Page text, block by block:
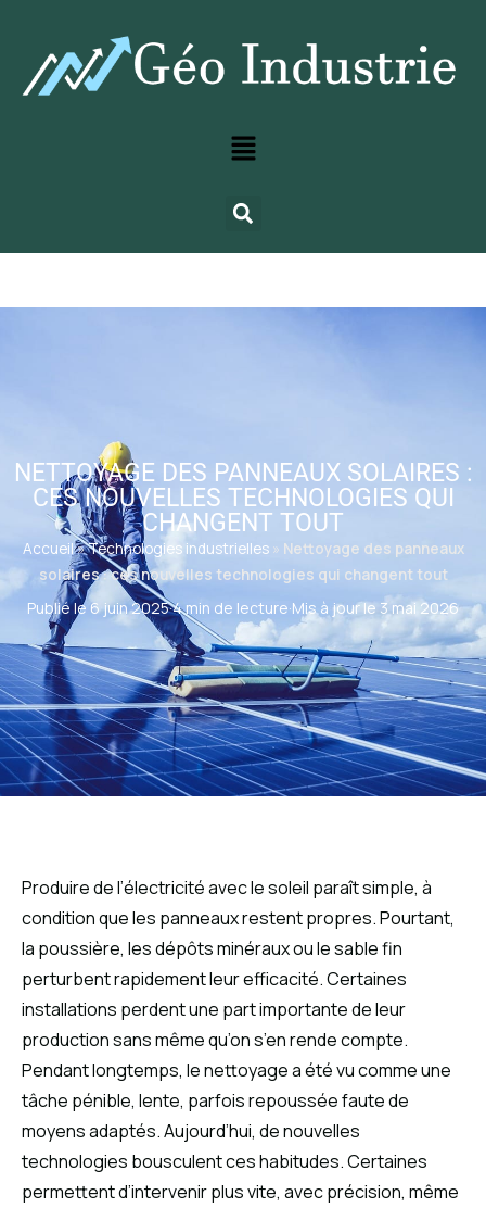
NETTOYAGE DES PANNEAUX SOLAIRES :
CES NOUVELLES TECHNOLOGIES QUI
CHANGENT TOUT
Accueil»Technologies industrielles» Nettoyage des panneaux
solaires : ces nouvelles technologies qui changent tout
Publié le 6 juin 2025·4 min de lecture·Mis à jour le 3 mai 2026
Produire de l’électricité avec le soleil paraît simple, à
condition que les panneaux restent propres. Pourtant,
la poussière, les dépôts minéraux ou le sable fin
perturbent rapidement leur efficacité. Certaines
installations perdent une part importante de leur
production sans même qu’on s’en rende compte.
Pendant longtemps, le nettoyage a été vu comme une
tâche pénible, lente, parfois repoussée faute de
moyens adaptés. Aujourd’hui, de nouvelles
technologies bousculent ces habitudes. Certaines
permettent d’intervenir plus vite, avec précision, même